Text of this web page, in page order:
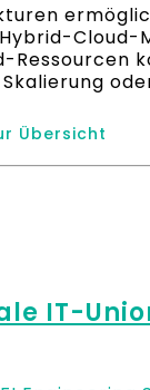
Cloud-
Übersicht
IT-